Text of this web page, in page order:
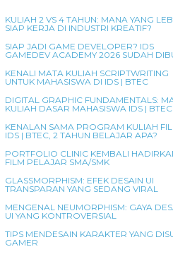
KULIAH 2 VS 4 TAHUN: MANA YANG
SIAP KERJA DI INDUSTRI KREATIF?
SIAP JADI GAME DEVELOPER? IDS
GAMEDEV ACADEMY 2026 SUDAH
KENALI MATA KULIAH SCRIPTWRITING
UNTUK MAHASISWA DI IDS | BTEC
DIGITAL GRAPHIC FUNDAMENTALS:
KULIAH DASAR MAHASISWA IDS | BTEC
KENALAN SAMA PROGRAM KULIAH
IDS | BTEC, 2 TAHUN BELAJAR APA?
PORTFOLIO CLINIC KEMBALI
FILM PELAJAR SMA/SMK
GLASSMORPHISM: EFEK DESAIN UI
TRANSPARAN YANG SEDANG VIRAL
MENGENAL NEUMORPHISM: GAYA
UI YANG KONTROVERSIAL
TIPS MENDESAIN KARAKTER YANG
GAMER